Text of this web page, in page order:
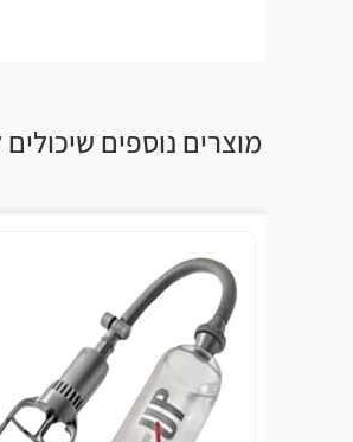
מוצרים נוספים שיכולים לעניין